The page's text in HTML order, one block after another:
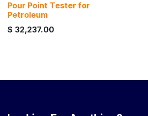
Pour Point Tester for
Petroleum
$ 32,237.00